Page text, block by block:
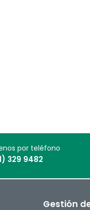
por teléfono
329 9482
Gestión